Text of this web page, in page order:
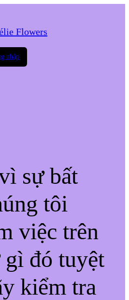
Flowers
nhập
sự bất
tôi
việc trên
đó tuyệt
kiểm tra